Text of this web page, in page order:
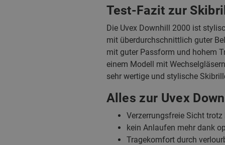
Test-Fazit zur
Die Uvex Downhill 2000 ist
mit überdurchschnittlich guter
mit guter Passform und hohem
einem Modell mit
sehr wertige und stylische
Alles zur Uvex
Verzerrungsfreie Sicht
kein Anlaufen mehr dank
Tragekomfort durch